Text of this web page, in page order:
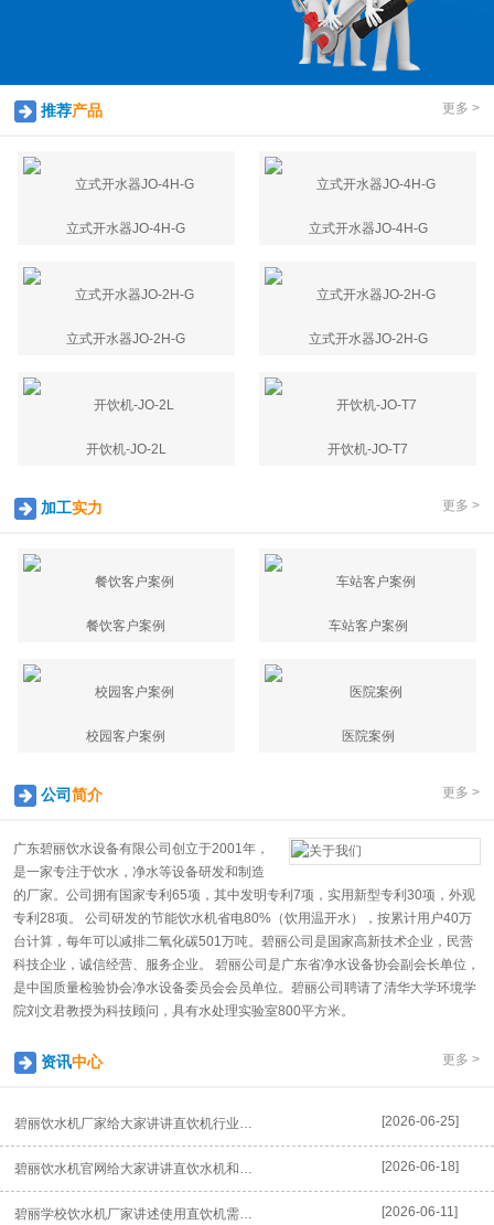
推荐产品 更多 >
立式开水器JO-4H-G 立式开水器JO-4H-G
立式开水器JO-2H-G 立式开水器JO-2H-G
开饮机-JO-2L 开饮机-JO-T7
加工实力 更多 >
餐饮客户案例 车站客户案例
校园客户案例 医院案例
公司简介 更多 >
广东碧丽饮水设备有限公司创立于2001年，
是一家专注于饮水，净水等设备研发和制造
的厂家。公司拥有国家专利65项，其中发明专利7项，实用新型专利30项，外观
专利28项。 公司研发的节能饮水机省电80%（饮用温开水），按累计用户40万
台计算，每年可以减排二氧化碳501万吨。碧丽公司是国家高新技术企业，民营
科技企业，诚信经营、服务企业。 碧丽公司是广东省净水设备协会副会长单位，
是中国质量检验协会净水设备委员会会员单位。碧丽公司聘请了清华大学环境学
院刘文君教授为科技顾问，具有水处理实验室800平方米。
资讯中心 更多 >
[2026-06-25]
碧丽饮水机厂家给大家讲讲直饮机行业发展的四大特色
[2026-06-18]
碧丽饮水机官网给大家讲讲直饮水机和普通饮水机有什么区别
[2026-06-11]
碧丽学校饮水机厂家讲述使用直饮机需要注意的地方